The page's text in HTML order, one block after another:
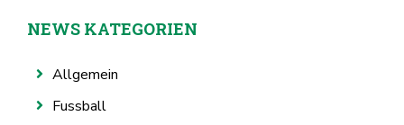
NEWS KATEGORIEN
Allgemein
Fussball